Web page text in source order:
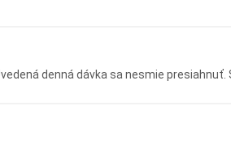
denná dávka sa nesmie